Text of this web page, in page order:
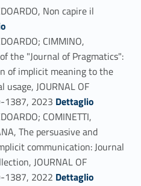
Non capire il
CIMMINO,
the "Journal of Pragmatics":
of implicit meaning to the
JOURNAL OF
1387, 2023 Link identifier #identifier_person_122080-148
Dettaglio
COMINETTI,
The persuasive and
communication: Journal
JOURNAL OF
1387, 2022 Link identifier #identifier_person_49129-149
Dettaglio